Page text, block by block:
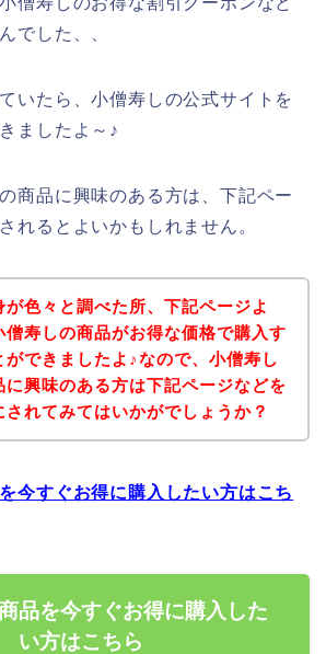
でした、、
いたら、小僧寿しの公式サイトを
ましたよ～♪
商品に興味のある方は、下記ペー
れるとよいかもしれません。
が色々と調べた所、下記ページよ
僧寿しの商品がお得な価格で購入す
ができましたよ♪なので、小僧寿し
に興味のある方は下記ページなどを
されてみてはいかがでしょうか？
今すぐお得に購入したい方はこち
品を今すぐお得に購入した
い方はこちら